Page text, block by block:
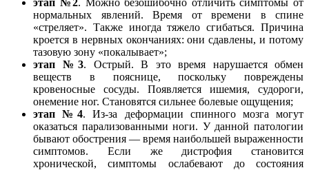
нормальных явлений. Время от времени в спине
«стреляет». Также иногда тяжело сгибаться. Причина
кроется в нервных окончаниях: они сдавлены, и потому
тазовую зону «покалывает»;
этап №3. Острый. В это время нарушается обмен
веществ в пояснице, поскольку повреждены
кровеносные сосуды. Появляется ишемия, судороги,
онемение ног. Становятся сильнее болевые ощущения;
этап№4. Из-за деформации спинного мозга могут
оказаться парализованными ноги. У данной патологии
бывают обострения — время наибольшей выраженности
симптомов. Если же дистрофия становится
хронической, симптомы ослабевают до состояния